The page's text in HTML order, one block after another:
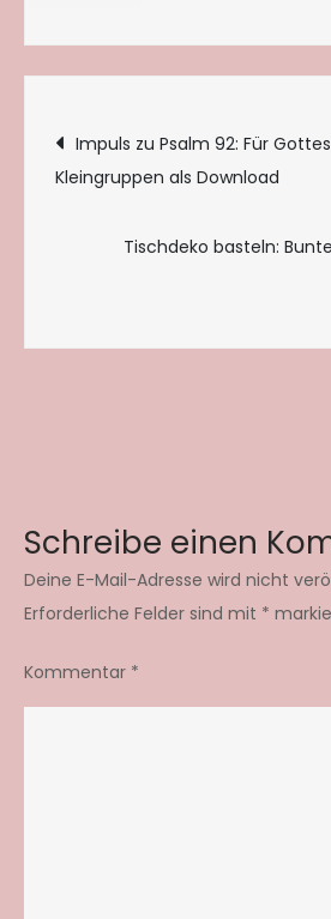
Impuls zu Psalm 92: Für
Kleingruppen als Download
Tischdeko basteln:
Schreibe einen
Deine E-Mail-Adresse wird nicht
Erforderliche Felder sind mit *
Kommentar *